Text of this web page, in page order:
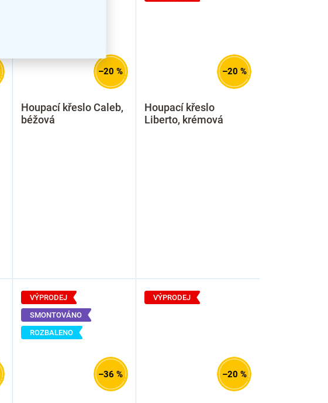
–20 %
Houpací křeslo Caleb,
béžová
–20 %
Houpací křeslo
Liberto, krémová
VÝPRODEJ
ROZBALENO
SMONTOVÁNO
–36 %
VÝPRODEJ
–20 %